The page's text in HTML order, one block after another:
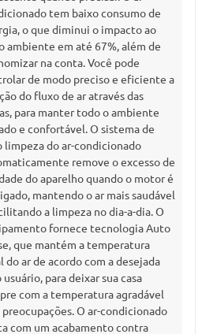
tem baixo consumo de
o que diminui o impacto ao
ambiente em até 67%, além de
na conta. Você pode
de modo preciso e eficiente a
do fluxo de ar através das
para manter todo o ambiente
e confortável. O sistema de
limpeza do ar-condicionado
remove o excesso de
do aparelho quando o motor é
mantendo o ar mais saudável
a limpeza no dia-a-dia. O
fornece tecnologia Auto
que mantém a temperatura
do ar de acordo com a desejada
usuário, para deixar sua casa
com a temperatura agradável
preocupações. O ar-condicionado
com um acabamento contra